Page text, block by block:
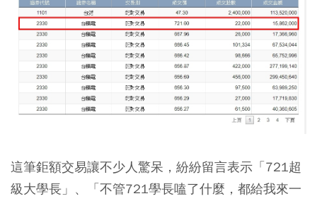
這筆鉅額交易讓不少人驚呆，紛紛留言表示「721超
級大學長」、「不管721學長嗑了什麼，都給我來一